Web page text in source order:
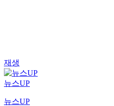
재생
뉴스UP
뉴스UP